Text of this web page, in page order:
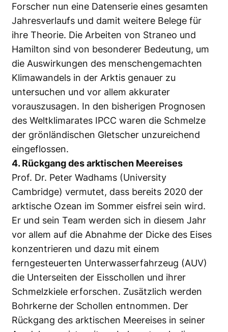
Forscher nun eine Datenserie eines gesamten
Jahresverlaufs und damit weitere Belege für
ihre Theorie. Die Arbeiten von Straneo und
Hamilton sind von besonderer Bedeutung, um
die Auswirkungen des menschengemachten
Klimawandels in der Arktis genauer zu
untersuchen und vor allem akkurater
vorauszusagen. In den bisherigen Prognosen
des Weltklimarates IPCC waren die Schmelze
der grönländischen Gletscher unzureichend
eingeflossen.
4. Rückgang des arktischen Meereises
Prof. Dr. Peter Wadhams (University
Cambridge) vermutet, dass bereits 2020 der
arktische Ozean im Sommer eisfrei sein wird.
Er und sein Team werden sich in diesem Jahr
vor allem auf die Abnahme der Dicke des Eises
konzentrieren und dazu mit einem
ferngesteuerten Unterwasserfahrzeug (AUV)
die Unterseiten der Eisschollen und ihrer
Schmelzkiele erforschen. Zusätzlich werden
Bohrkerne der Schollen entnommen. Der
Rückgang des arktischen Meereises in seiner